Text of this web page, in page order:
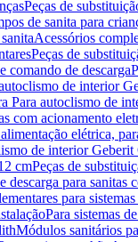
Peças de
de sanita para
Acessórios
Peças de
comando de descarga
de interior
Para autoclismo de
com acionamento
elétrica,
de interior
cmPeças de
descarga para
para
Para sistemas
Módulos sanitários